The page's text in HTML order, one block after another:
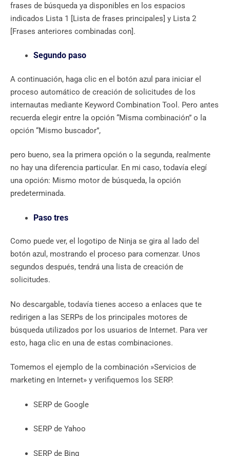
frases de búsqueda ya disponibles en los espacios
indicados Lista 1 [Lista de frases principales] y Lista 2
[Frases anteriores combinadas con].
Segundo paso
A continuación, haga clic en el botón azul para iniciar el
proceso automático de creación de solicitudes de los
internautas mediante Keyword Combination Tool. Pero antes
recuerda elegir entre la opción “Misma combinación” o la
opción “Mismo buscador”,
pero bueno, sea la primera opción o la segunda, realmente
no hay una diferencia particular. En mi caso, todavía elegí
una opción: Mismo motor de búsqueda, la opción
predeterminada.
Paso tres
Como puede ver, el logotipo de Ninja se gira al lado del
botón azul, mostrando el proceso para comenzar. Unos
segundos después, tendrá una lista de creación de
solicitudes.
No descargable, todavía tienes acceso a enlaces que te
redirigen a las SERPs de los principales motores de
búsqueda utilizados por los usuarios de Internet. Para ver
esto, haga clic en una de estas combinaciones.
Tomemos el ejemplo de la combinación »Servicios de
marketing en Internet» y verifiquemos los SERP.
SERP de Google
SERP de Yahoo
SERP de Bing